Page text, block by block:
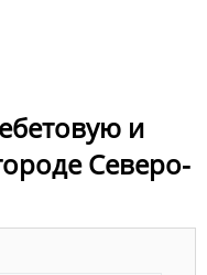
и
Северо-